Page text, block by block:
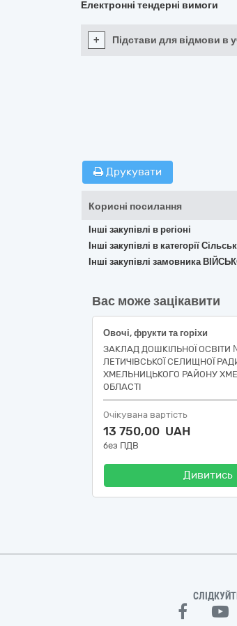
Електронні тендерні вимоги
+ Підстави для відмови в
Друкувати
Корисні посилання
Інші закупівлі в регіоні
Інші закупівлі в категорії
Інші закупівлі замовника
Вас може зацікавити
Овочі, фрукти та горіхи
ЗАКЛАД ДОШКІЛЬНОЇ ОСВІТИ
ЛЕТИЧІВСЬКОЇ СЕЛИЩНОЇ
ХМЕЛЬНИЦЬКОГО РАЙОНУ
ОБЛАСТІ
Очікувана вартість
13 750,00 UAH
без ПДВ
Дивитись